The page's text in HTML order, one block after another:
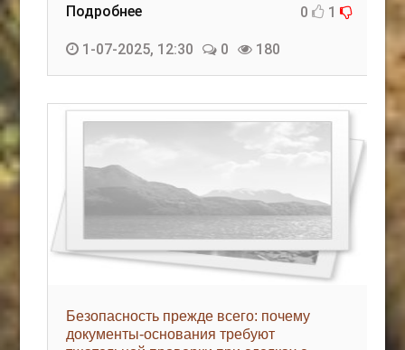
Подробнее 0 1
1-07-2025, 12:30 0 180
Безопасность прежде всего: почему
документы-основания требуют